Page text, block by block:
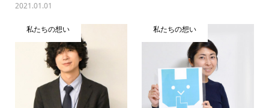
2021.01.01
私たちの想い 私たちの想い